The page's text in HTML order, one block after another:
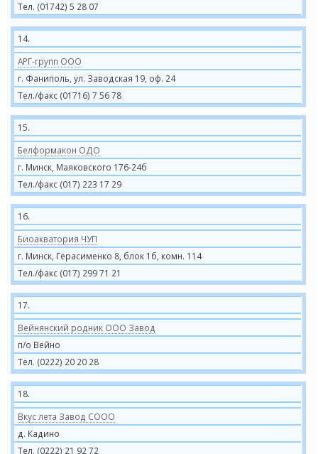
Тел. (01742) 5 28 07
14.
АРГ-групп ООО
г. Фаниполь, ул. Заводская 19, оф. 24
Тел./факс (01716) 7 56 78
15.
Белформакон ОДО
г. Минск, Маяковского 176-24б
Тел./факс (017) 223 17 29
16.
Биоакватория ЧУП
г. Минск, Герасименко 8, блок 1б, комн. 114
Тел./факс (017) 299 71 21
17.
Вейнянский родник ООО Завод
п/о Вейно
Тел. (0222) 20 20 28
18.
Вкус лета Завод СООО
д. Кадино
Тел. (0222) 21 92 72